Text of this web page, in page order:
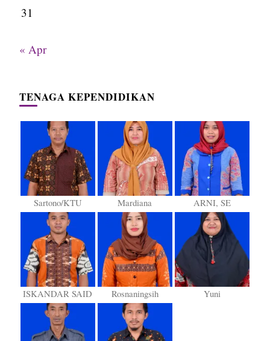
31
« Apr
TENAGA KEPENDIDIKAN
Sartono/KTU Mardiana ARNI, SE
ISKANDAR SAID Rosnaningsih Yuni